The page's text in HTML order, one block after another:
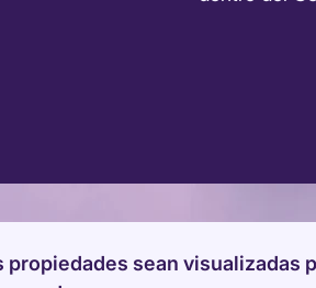
propiedades sean visualizadas